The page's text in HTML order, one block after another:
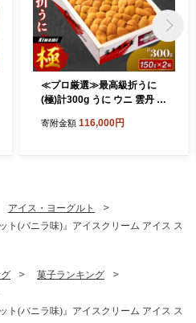
≪プロ厳選≫最高級折うに
(極)計300g うに ウニ 雲丹 折
町 ふるさと納税 人気_H001
寄附金額 116,000円
アイス・ヨーグルト
ト(バニラ味)』アイスクリーム アイス ス
菓子ランキング
ト(バニラ味)』アイスクリーム アイス ス